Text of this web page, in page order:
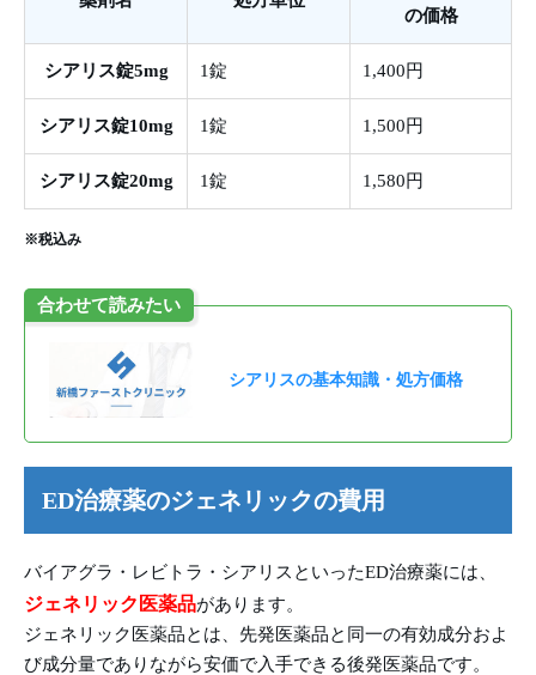
の価格
シアリス錠5mg 1錠 1,400円
シアリス錠10mg 1錠 1,500円
シアリス錠20mg 1錠 1,580円
※税込み
合わせて読みたい
シアリスの基本知識・処方価格
ED治療薬のジェネリックの費用
バイアグラ・レビトラ・シアリスといったED治療薬には、
ジェネリック医薬品があります。
ジェネリック医薬品とは、先発医薬品と同一の有効成分およ
び成分量でありながら安価で入手できる後発医薬品です。